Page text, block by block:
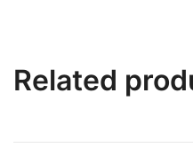
Related